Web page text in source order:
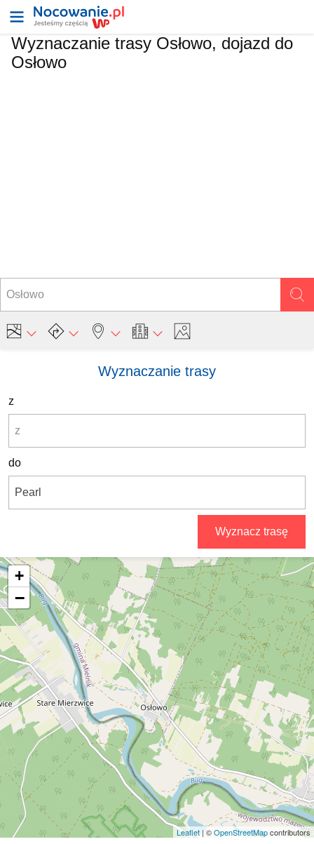
Wyznaczanie trasy Osłowo, dojazd do
Osłowo
Wyznaczanie trasy
z
do
Wyznacz trasę
+
−
Leaflet| ©OpenStreetMapcontributors